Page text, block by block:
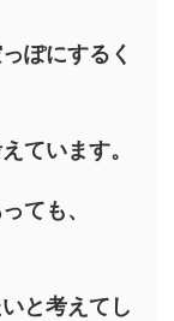
ぽにするく
ています。
ても、
と考えてし